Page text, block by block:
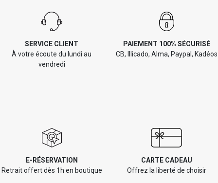
SERVICE CLIENT
À votre écoute du lundi au
vendredi
PAIEMENT 100% SÉCURISÉ
CB, Illicado, Alma, Paypal, Kadéos
E-RÉSERVATION
Retrait offert dès 1h en boutique
CARTE CADEAU
Offrez la liberté de choisir